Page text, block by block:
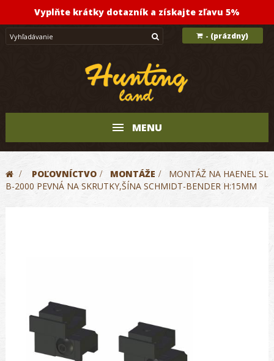
Vyplňte krátky dotazník a získajte zľavu 5%
- (prázdny)
MENU
> POĽOVNÍCTVO > MONTÁŽE >
MONTÁŽ NA HAENEL SL
B-2000 PEVNÁ NA SKRUTKY,ŠÍNA SCHMIDT-BENDER H:15MM